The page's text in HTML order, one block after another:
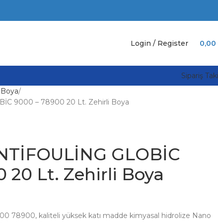
Login / Register 0,00
Sipariş
9000 – 78900 20 Lt. Zehirli Boya
GLOBİC
20 Lt. Zehirli Boya
78900, kaliteli yüksek katı madde kimyasal hidrolize Nano